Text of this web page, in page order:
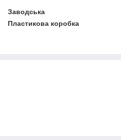
Заводська
Пластикова коробка